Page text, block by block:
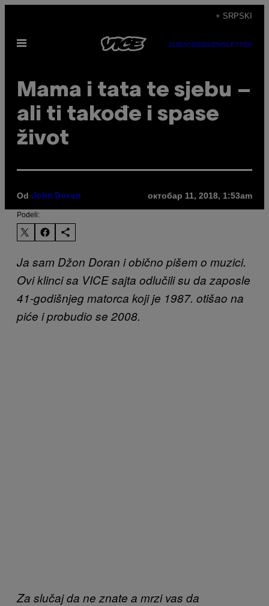
садржај
+ SRPSKI
Otvori
SUBSCRIBENEWSLETTER
Mama i tata te sjebu –
ali ti takođe i spase
život
Od John Doran октобар 11, 2018, 1:53am
Podeli:
Ja sam Džon Doran i obično pišem o muzici.
Ovi klinci sa VICE sajta odlučili su da zaposle
41-godišnjeg matorca koji je 1987. otišao na
piće i probudio se 2008.
Za slučaj da ne znate a mrzi vas da